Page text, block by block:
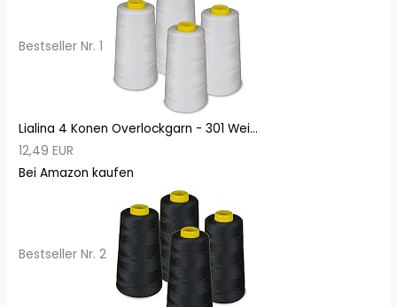
Bestseller Nr. 1
Lialina 4 Konen Overlockgarn - 301 Wei...
12,49 EUR
Bei Amazon kaufen
Bestseller Nr. 2